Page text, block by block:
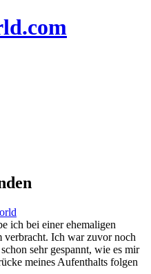
ich bei einer ehemaligen
Ich war zuvor noch
sehr gespannt, wie es mir
meines Aufenthalts folgen